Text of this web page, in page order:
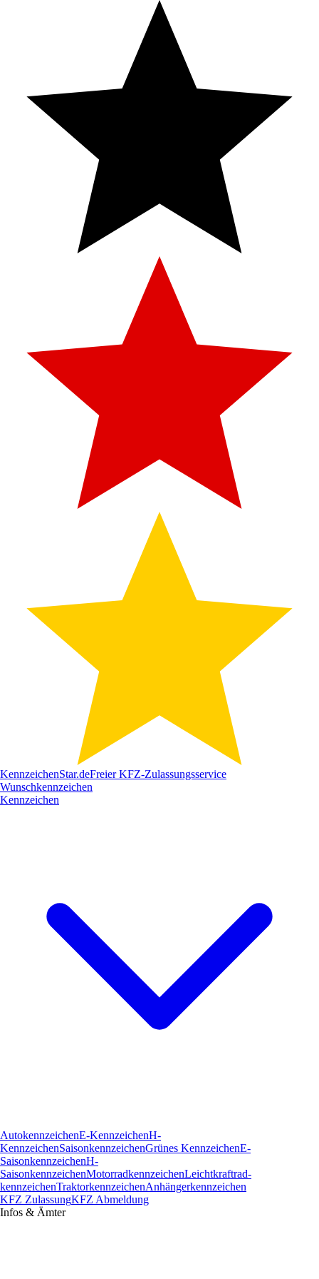
KennzeichenStar.deFreier KFZ-Zulassungsservice
Wunschkennzeichen
Kennzeichen
AutokennzeichenE-KennzeichenH-
KennzeichenSaisonkennzeichenGrünes KennzeichenE-
SaisonkennzeichenH-
SaisonkennzeichenMotorradkennzeichenLeichtkraftrad­
kennzeichenTraktorkennzeichenAnhängerkennzeichen
KFZ ZulassungKFZ Abmeldung
Infos & Ämter